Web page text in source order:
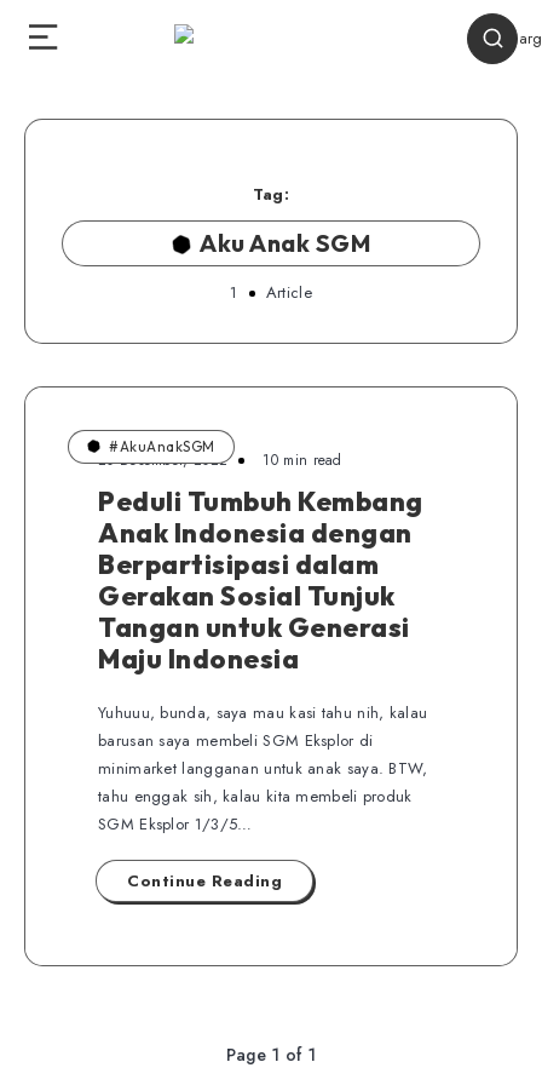
Tag:
Aku Anak SGM
1 Article
#AkuAnakSGM
20 Desember, 2022 10 min read
Peduli Tumbuh Kembang
Anak Indonesia dengan
Berpartisipasi dalam
Gerakan Sosial Tunjuk
Tangan untuk Generasi
Maju Indonesia
Yuhuuu, bunda, saya mau kasi tahu nih, kalau
barusan saya membeli SGM Eksplor di
minimarket langganan untuk anak saya. BTW,
tahu enggak sih, kalau kita membeli produk
SGM Eksplor 1/3/5…
Continue Reading
Page 1 of 1